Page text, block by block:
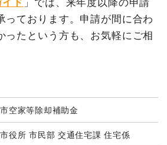
っております。申請が間に合わ
ったという方も、お気軽にご相
空家等除却補助金
役所 市民部 交通住宅課 住宅係